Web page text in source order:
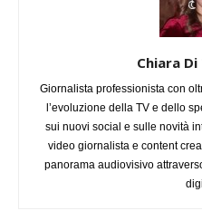
Chiara
Giornalista professionista con
l’evoluzione della TV e dello
sui nuovi social e sulle novità
video giornalista e content
panorama audiovisivo